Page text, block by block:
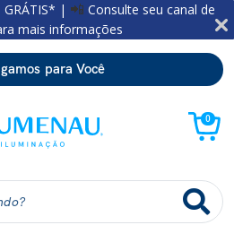
GRÁTIS* | 📲 Consulte seu canal de
mais informações
para Você
0